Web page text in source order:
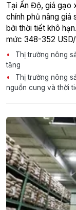
Tại Ấn Độ, giá gạo
chính phủ nâng
bởi thời tiết khô
mức 348-352
Thị trường nông
tăng
Thị trường nông
nguồn cung và thời